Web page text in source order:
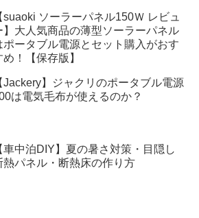
suaoki ソーラーパネル150Ｗ レビュ
】大人気商品の薄型ソーラーパネル
ポータブル電源とセット購入がおす
め！【保存版】
Jackery】ジャクリのポータブル電源
は電気毛布が使えるのか？
車中泊DIY】夏の暑さ対策・目隠し
熱パネル・断熱床の作り方